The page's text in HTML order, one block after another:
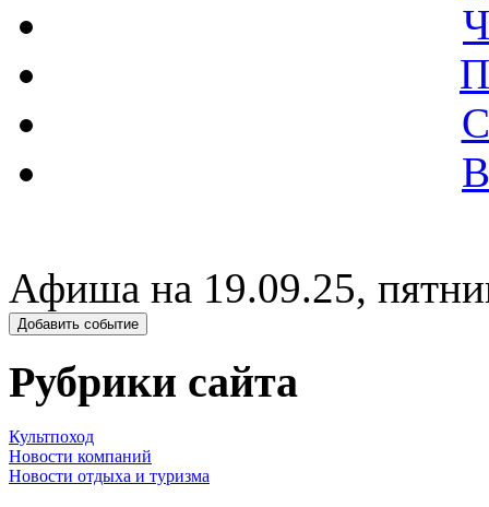
Афиша на 19.09.25,
Добавить событие
Рубрики сайта
Культпоход
Новости компаний
Новости отдыха и туризма